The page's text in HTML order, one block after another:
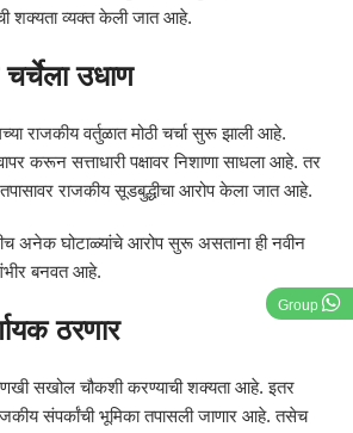
Group
शक्यता व्यक्त केली जात आहे.
उधाण
राजकीय वर्तुळात मोठी चर्चा सुरू झाली आहे.
करून सत्ताधारी पक्षावर निशाणा साधला आहे. तर
राजकीय सूडबुद्धीचा आरोप केला जात आहे.
अनेक घोटाळ्यांचे आरोप सुरू असताना ही नवीन
बनवत आहे.
ठरणार
सखोल चौकशी करण्याची शक्यता आहे. इतर
संपर्कांची भूमिका तपासली जाणार आहे. तसेच